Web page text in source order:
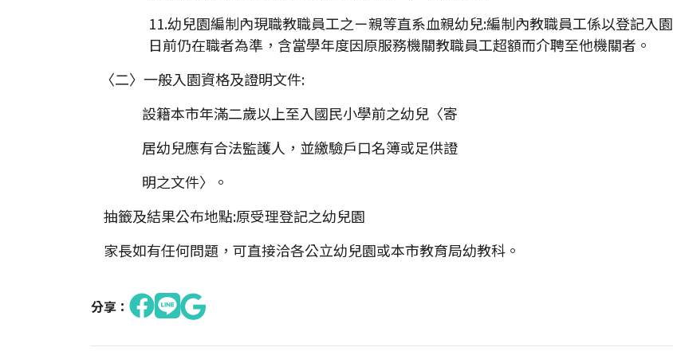
11.幼兒園編制內現職教職員工之ㄧ親等直系血親幼兒:編制內教職員工係以登記入園
日前仍在職者為準，含當學年度因原服務機關教職員工超額而介聘至他機關者。
〈二〉一般入園資格及證明文件:
設籍本市年滿二歲以上至入國民小學前之幼兒〈寄
居幼兒應有合法監護人，並繳驗戶口名簿或足供證
明之文件〉。
抽籤及結果公布地點:原受理登記之幼兒園
家長如有任何問題，可直接洽各公立幼兒園或本市教育局幼教科。
分享：